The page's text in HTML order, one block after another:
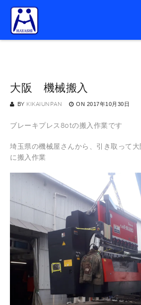
大阪 機械搬入
BY KIKAIUNPAN ON 2017年10月30日
ブレーキプレス80tの搬入作業です
埼玉県の機械屋さんから、引き取って
に搬入作業